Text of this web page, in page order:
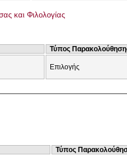
και Φιλολογίας
Τύπος
Επιλογής
Τύπος